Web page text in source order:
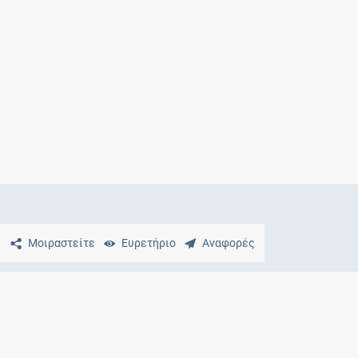
Μοιραστείτε Ευρετήριο Αναφορές